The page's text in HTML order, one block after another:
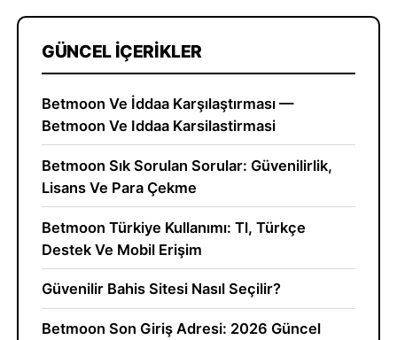
GÜNCEL İÇERIKLER
Betmoon Ve İddaa Karşılaştırması —
Betmoon Ve Iddaa Karsilastirmasi
Betmoon Sık Sorulan Sorular: Güvenilirlik,
Lisans Ve Para Çekme
Betmoon Türkiye Kullanımı: Tl, Türkçe
Destek Ve Mobil Erişim
Güvenilir Bahis Sitesi Nasıl Seçilir?
Betmoon Son Giriş Adresi: 2026 Güncel